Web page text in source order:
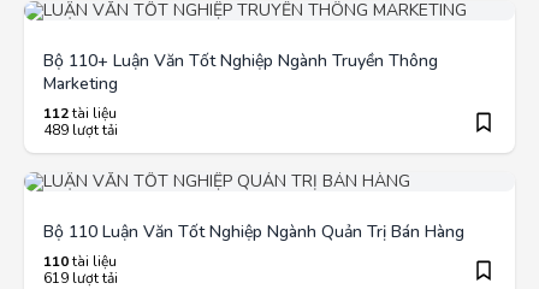
Bộ 110+ Luận Văn Tốt Nghiệp Ngành Truyền Thông
Marketing
112tài liệu
489 lượt tải
Bộ 110 Luận Văn Tốt Nghiệp Ngành Quản Trị Bán Hàng
110tài liệu
619 lượt tải